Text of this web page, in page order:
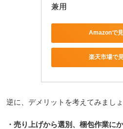
兼用
Amazonで
楽天市場で
逆に、デメリットを考えてみまし
・売り上げから選別、梱包作業に